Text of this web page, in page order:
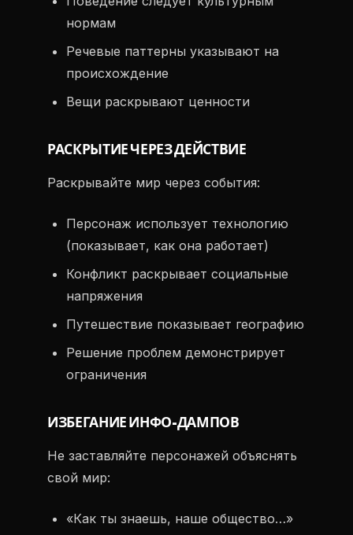
нормам
Речевые паттерны указывают на
происхождение
Вещи раскрывают ценности
РАСКРЫТИЕ ЧЕРЕЗ ДЕЙСТВИЕ
Раскрывайте мир через события:
Персонаж использует технологию
(показывает, как она работает)
Конфликт раскрывает социальные
напряжения
Путешествие показывает географию
Решение проблем демонстрирует
ограничения
ИЗБЕГАНИЕ ИНФО-ДАМПОВ
Не заставляйте персонажей объяснять
свой мир:
«Как ты знаешь, наше общество…»